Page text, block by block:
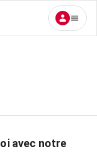
avec notre